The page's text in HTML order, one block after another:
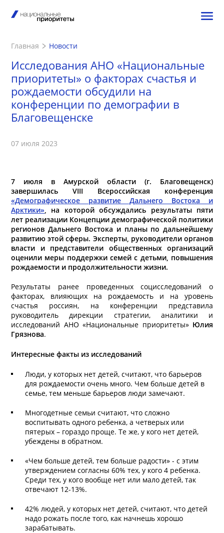
Главная Новости
Исследования АНО «Национальные
приоритеты» о факторах счастья и
рождаемости обсудили на
конференции по демографии в
Благовещенске
07 июля 2023
7 июля в Амурской области (г. Благовещенск)
завершилась VIII Всероссийская конференция
«Демографическое развитие Дальнего Востока и
Арктики», на которой обсуждались результаты пяти
лет реализации Концепции демографической политики
регионов Дальнего Востока и планы по дальнейшему
развитию этой сферы. Эксперты, руководители органов
власти и представители общественных организаций
оценили меры поддержки семей с детьми, повышения
рождаемости и продолжительности жизни.
Результаты ранее проведенных социсследований о
факторах, влияющих на рождаемость и на уровень
счастья россиян, на конференции представила
руководитель дирекции стратегии, аналитики и
исследований АНО «Национальные приоритеты» Юлия
Грязнова.
Интересные факты из исследований
Люди, у которых нет детей, считают, что барьеров
для рождаемости очень много. Чем больше детей в
семье, тем меньше барьеров люди замечают.
Многодетные семьи считают, что сложно
воспитывать одного ребенка, а четверых или
пятерых – гораздо проще. Те же, у кого нет детей,
убеждены в обратном.
«Чем больше детей, тем больше радости» - с этим
утверждением согласны 60% тех, у кого 4 ребенка.
Среди тех, у кого вообще нет или мало детей, так
отвечают 12-13%.
42% людей, у которых нет детей, считают, что детей
надо рожать после того, как начнешь хорошо
зарабатывать.